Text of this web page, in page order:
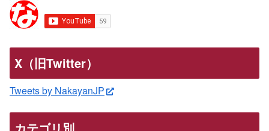
X（旧Twitter）
Tweets by NakayanJP